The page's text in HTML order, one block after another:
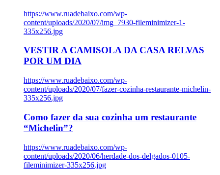
https://www.ruadebaixo.com/wp-
content/uploads/2020/07/img_7930-fileminimizer-1-
335x256.jpg
VESTIR A CAMISOLA DA CASA RELVAS
POR UM DIA
https://www.ruadebaixo.com/wp-
content/uploads/2020/07/fazer-cozinha-restaurante-michelin-
335x256.jpg
Como fazer da sua cozinha um restaurante
“Michelin”?
https://www.ruadebaixo.com/wp-
content/uploads/2020/06/herdade-dos-delgados-0105-
fileminimizer-335x256.jpg